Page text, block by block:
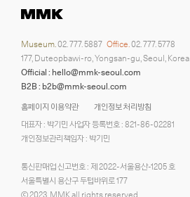
홈페이지 이용약관
개인정보 처리방침
대표자 : 박기민 사업자 등록번호 : 821-86-02281
개인정보관리책임자 : 박기민
통신판매업 신고번호 : 제 2022-서울용산-1205 호
서울특별시 용산구 두텁바위로 177
ⓒ 2023. MMK all rights reserved
Museum. 02. 777. 5887 Office. 02. 777. 5778
177, Duteopbawi-ro, Yongsan-gu, Seoul, Korea
Official : hello@mmk-seoul.com
B2B : b2b@mmk-seoul.com